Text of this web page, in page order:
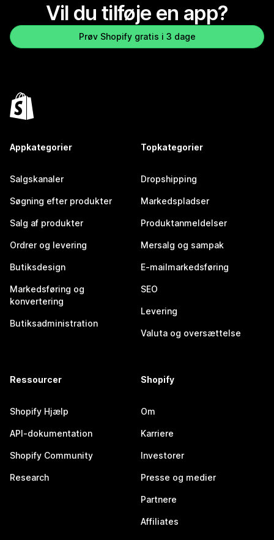
Vil du tilføje en app?
Prøv Shopify gratis i 3 dage
Appkategorier
Salgskanaler
Søgning efter produkter
Salg af produkter
Ordrer og levering
Butiksdesign
Markedsføring og
konvertering
Butiksadministration
Topkategorier
Dropshipping
Markedspladser
Produktanmeldelser
Mersalg og sampak
E-mailmarkedsføring
SEO
Levering
Valuta og oversættelse
Ressourcer
Shopify Hjælp
API-dokumentation
Shopify Community
Research
Shopify
Om
Karriere
Investorer
Presse og medier
Partnere
Affiliates